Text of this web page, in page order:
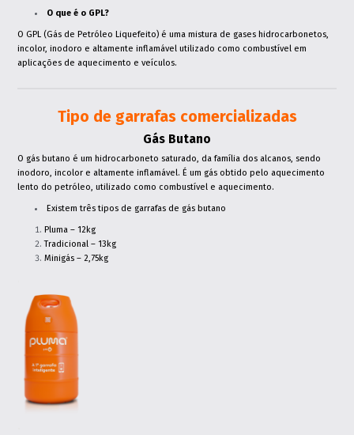
O que é o GPL?
O GPL (Gás de Petróleo Liquefeito) é uma mistura de gases hidrocarbonetos,
incolor, inodoro e altamente inflamável utilizado como combustível em
aplicações de aquecimento e veículos.
Tipo de garrafas comercializadas
Gás Butano
O gás butano é um hidrocarboneto saturado, da família dos alcanos, sendo
inodoro, incolor e altamente inflamável. É um gás obtido pelo aquecimento
lento do petróleo, utilizado como combustível e aquecimento.
Existem três tipos de garrafas de gás butano
Pluma – 12kg
Tradicional – 13kg
Minigás – 2,75kg
Contactos
Sede
Loja / Exposição
Loja do Cidadão
Dept. logística
Dept. técnico